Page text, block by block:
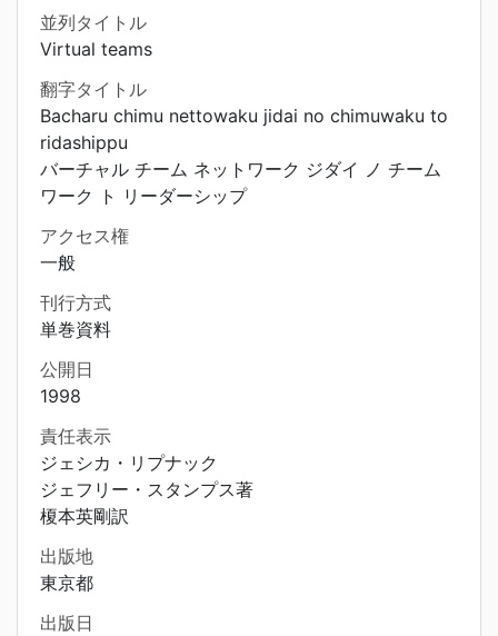
並列タイトル
Virtual teams
翻字タイトル
Bacharu chimu nettowaku jidai no chimuwaku to
ridashippu
バーチャル チーム ネットワーク ジダイ ノ チーム
ワーク ト リーダーシップ
アクセス権
一般
刊行方式
単巻資料
公開日
1998
責任表示
ジェシカ・リプナック
ジェフリー・スタンプス著
榎本英剛訳
出版地
東京都
出版日